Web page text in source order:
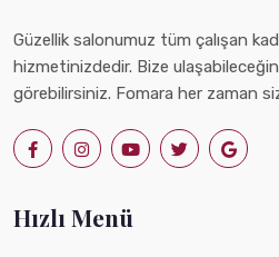
Güzellik salonumuz tüm çalışan
hizmetinizdedir. Bize
görebilirsiniz. Fomara her zaman
Hızlı Menü